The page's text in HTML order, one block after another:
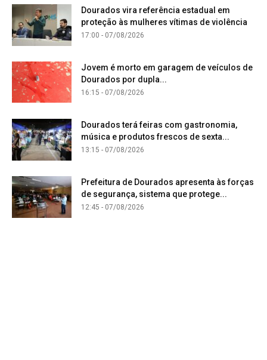
Dourados vira referência estadual em
proteção às mulheres vítimas de violência
17:00 - 07/08/2026
Jovem é morto em garagem de veículos de
Dourados por dupla...
16:15 - 07/08/2026
Dourados terá feiras com gastronomia,
música e produtos frescos de sexta...
13:15 - 07/08/2026
Prefeitura de Dourados apresenta às forças
de segurança, sistema que protege...
12:45 - 07/08/2026